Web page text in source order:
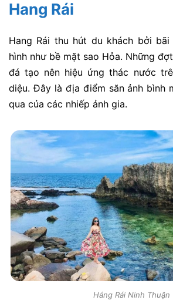
Hang Rái
Hang Rái thu hút du khách bởi
hình như bề mặt sao Hỏa. Những
đá tạo nên hiệu ứng thác nước
diệu. Đây là địa điểm săn ảnh bình
qua của các nhiếp ảnh gia.
Háng Rái Ninh Thuận